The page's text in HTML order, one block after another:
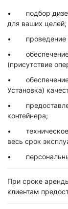
подбор
для ваших целей;
(присутствие
Установка)
контейнера;
весь срок
При сроке
клиентам